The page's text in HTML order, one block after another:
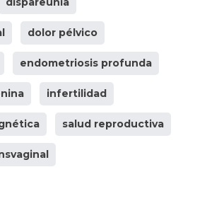
dolor pélvico
endometriosis profunda
infertilidad
salud reproductiva